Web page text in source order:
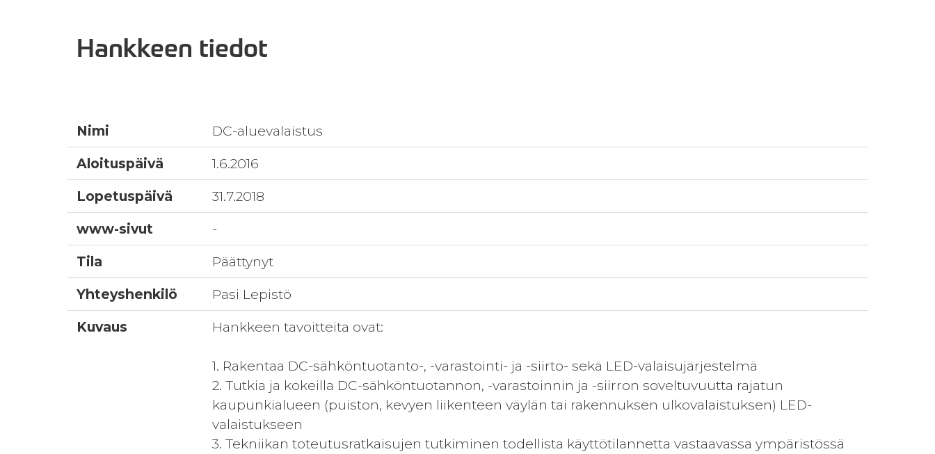
Hankkeen tiedot
Nimi
DC-aluevalaistus
Aloituspäivä
1.6.2016
Lopetuspäivä
31.7.2018
www-sivut
-
Tila
Päättynyt
Yhteyshenkilö
Pasi Lepistö
Kuvaus
Hankkeen tavoitteita ovat:
1. Rakentaa DC-sähköntuotanto-, -varastointi- ja -siirto- sekä LED-valaisujärjestelmä
2. Tutkia ja kokeilla DC-sähköntuotannon, -varastoinnin ja -siirron soveltuvuutta rajatun
kaupunkialueen (puiston, kevyen liikenteen väylän tai rakennuksen ulkovalaistuksen) LED-
valaistukseen
3. Tekniikan toteutusratkaisujen tutkiminen todellista käyttötilannetta vastaavassa ympäristössä